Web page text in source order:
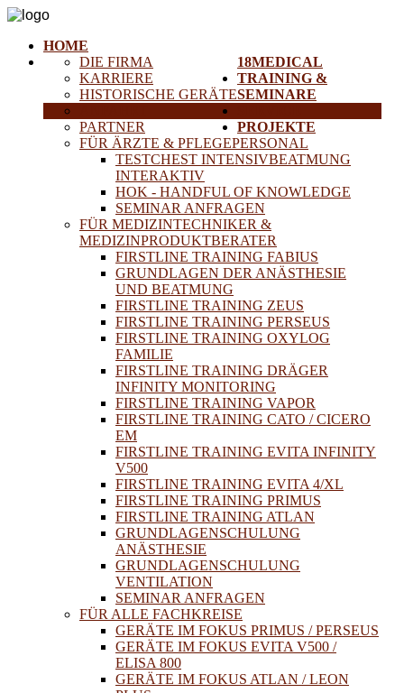
HOME
18MEDICAL
DIE FIRMA
KARRIERE
HISTORISCHE GERÄTE
PARTNER
TRAINING &
SEMINARE
FÜR ÄRZTE & PFLEGEPERSONAL
TESTCHEST INTENSIVBEATMUNG
INTERAKTIV
HOK - HANDFUL OF KNOWLEDGE
SEMINAR ANFRAGEN
FÜR MEDIZINTECHNIKER &
MEDIZINPRODUKTBERATER
FIRSTLINE TRAINING FABIUS
GRUNDLAGEN DER ANÄSTHESIE
UND BEATMUNG
FIRSTLINE TRAINING ZEUS
FIRSTLINE TRAINING PERSEUS
FIRSTLINE TRAINING OXYLOG
FAMILIE
FIRSTLINE TRAINING DRÄGER
INFINITY MONITORING
FIRSTLINE TRAINING VAPOR
FIRSTLINE TRAINING CATO / CICERO
EM
FIRSTLINE TRAINING EVITA INFINITY
V500
FIRSTLINE TRAINING EVITA 4/XL
FIRSTLINE TRAINING PRIMUS
FIRSTLINE TRAINING ATLAN
GRUNDLAGENSCHULUNG
ANÄSTHESIE
GRUNDLAGENSCHULUNG
VENTILATION
SEMINAR ANFRAGEN
FÜR ALLE FACHKREISE
GERÄTE IM FOKUS PRIMUS / PERSEUS
GERÄTE IM FOKUS EVITA V500 /
ELISA 800
GERÄTE IM FOKUS ATLAN / LEON
PROJEKTE